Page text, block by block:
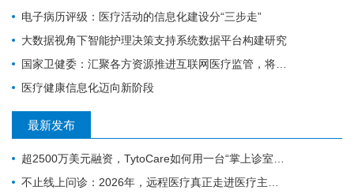
电子病历评级：​医疗活动的信息化建设分“三步走”
大数据视角下智能护理决策支持系统数据平台构建研究
国家卫健委：汇聚各方资源推进互联网医疗监管，将建全国统一的电子健康档案
医疗健康信息化迈向新阶段
最新发布
超2500万美元融资，TytoCare如何用一台“掌上诊室”重塑远程医疗
不止线上问诊：2026年，远程医疗真正走进医疗主赛道